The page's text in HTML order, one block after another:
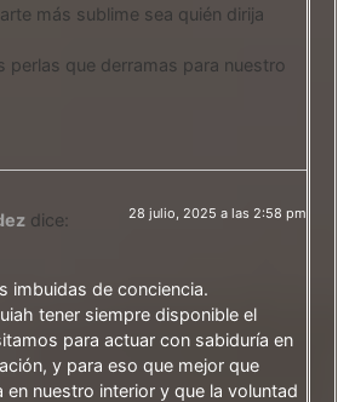
más sublime sea quién dirija
perlas que derramas para nuestro
dice: 28 julio, 2025 a las 2:58 pm
imbuidas de conciencia.
tener siempre disponible el
para actuar con sabiduría en
y para eso que mejor que
nuestro interior y que la voluntad